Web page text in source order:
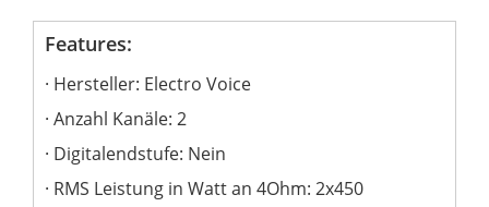
Features:
Hersteller: Electro Voice
Anzahl Kanäle: 2
Digitalendstufe: Nein
RMS Leistung in Watt an 4Ohm: 2x450